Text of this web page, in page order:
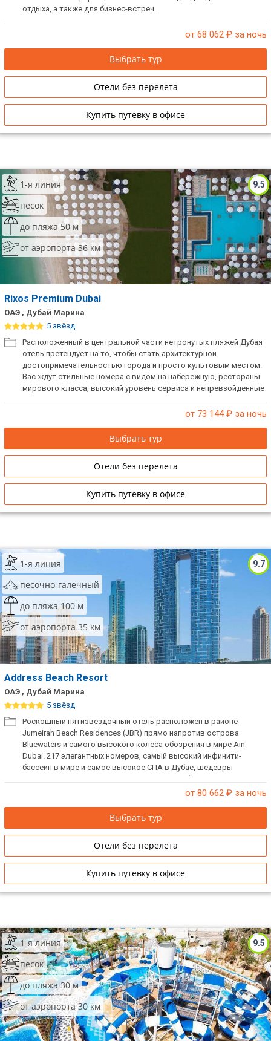
отдыха, а также для бизнес-встреч.
от 68 062 ₽ за ночь
Выбрать тур
Отели без перелета
Купить путевку в офисе
9.5
1-я линия
песок
до пляжа 50 м
от аэропорта 36 км
Rixos Premium Dubai
ОАЭ , Дубай Марина
5 звёзд
Расположенный в центральной части нетронутых пляжей Дубая
отель претендует на то, чтобы стать архитектурной
достопримечательностью города и просто культовым местом.
Вас ждут стильные номера с видом на набережную, рестораны
мирового класса, высокий уровень сервиса и непревзойденные
космополитическим оазисом города Дубай, в котором
от 73 144₽ за ночь
Выбрать тур
Отели без перелета
Купить путевку в офисе
9.7
1-я линия
песочно-галечный
до пляжа 100 м
от аэропорта 35 км
Address Beach Resort
ОАЭ , Дубай Марина
5 звёзд
Роскошный пятизвездочный отель расположен в районе
Jumeirah Beach Residences (JBR) прямо напротив острова
Bluewaters и самого высокого колеса обозрения в мире Ain
Dubai. 217 элегантных номеров, самый высокий инфинити-
бассейн в мире и самое высокое СПА в Дубае, шедевры
мировой гастрономии и невероятная атмосфера морского
курорта и дома вдали от дома – всё это Address Beach Resort.
от 80 662 ₽ за ночь
Выбрать тур
Отели без перелета
Купить путевку в офисе
9.5
1-я линия
песок
до пляжа 30 м
от аэропорта 30 км